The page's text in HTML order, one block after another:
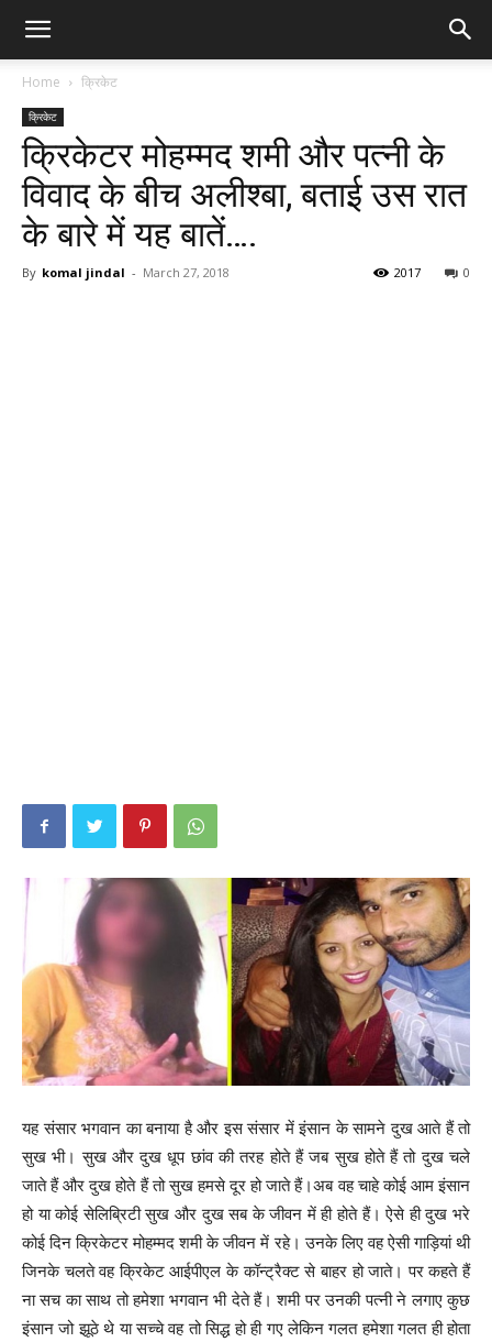
Home क्रिकेट
क्रिकेट
क्रिकेटर मोहम्मद शमी और पत्नी के
विवाद के बीच अलीश्बा, बताई उस रात
के बारे में यह बातें….
By komal jindal - March 27, 2018 0
2017
यह संसार भगवान का बनाया है और इस संसार में इंसान के सामने दुख आते हैं तो
सुख भी। सुख और दुख धूप छांव की तरह होते हैं जब सुख होते हैं तो दुख चले
जाते हैं और दुख होते हैं तो सुख हमसे दूर हो जाते हैं।अब वह चाहे कोई आम इंसान
हो या कोई सेलिब्रिटी सुख और दुख सब के जीवन में ही होते हैं। ऐसे ही दुख भरे
कोई दिन क्रिकेटर मोहम्मद शमी के जीवन में रहे। उनके लिए वह ऐसी गाड़ियां थी
जिनके चलते वह क्रिकेट आईपीएल के कॉन्ट्रैक्ट से बाहर हो जाते। पर कहते हैं
ना सच का साथ तो हमेशा भगवान भी देते हैं। शमी पर उनकी पत्नी ने लगाए कुछ
इंसान जो झूठे थे या सच्चे वह तो सिद्ध हो ही गए लेकिन गलत हमेशा गलत ही होता